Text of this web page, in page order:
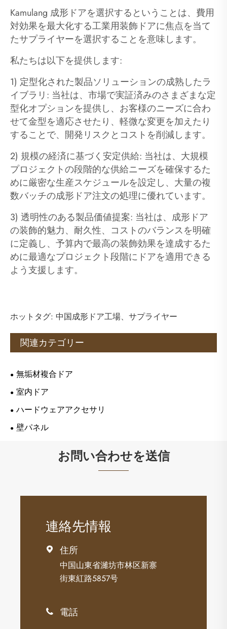
Kamulang 成形ドアを選択するということは、費用
対効果を最大化する工業用装飾ドアに焦点を当て
たサプライヤーを選択することを意味します。
私たちは以下を提供します:
1) 定型化された製品ソリューションの成熟したラ
イブラリ: 当社は、市場で実証済みのさまざまな定
型化オプションを提供し、お客様のニーズに合わ
せて金型を適応させたり、軽微な変更を加えたり
することで、開発リスクとコストを削減します。
2) 規模の経済に基づく安定供給: 当社は、大規模
プロジェクトの段階的な供給ニーズを確保するた
めに厳密な生産スケジュールを設定し、大量の複
数バッチの成形ドア注文の処理に優れています。
3) 透明性のある製品価値提案: 当社は、成形ドア
の装飾的魅力、耐久性、コストのバランスを明確
に定義し、予算内で最高の装飾効果を達成するた
めに最適なプロジェクト段階にドアを適用できる
よう支援します。
ホットタグ: 中国成形ドア工場、サプライヤー
関連カテゴリー
無垢材複合ドア
室内ドア
ハードウェアアクセサリ
壁パネル
お問い合わせを送信
連絡先情報
 住所
中国山東省濰坊市林区新寨
街東紅路5857号
 電話